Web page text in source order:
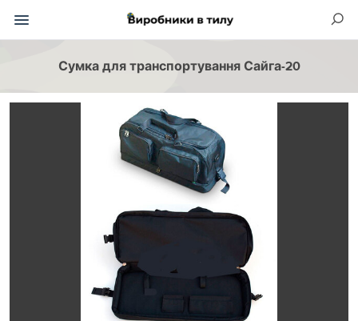
Сумка для транспортування Сайга-20